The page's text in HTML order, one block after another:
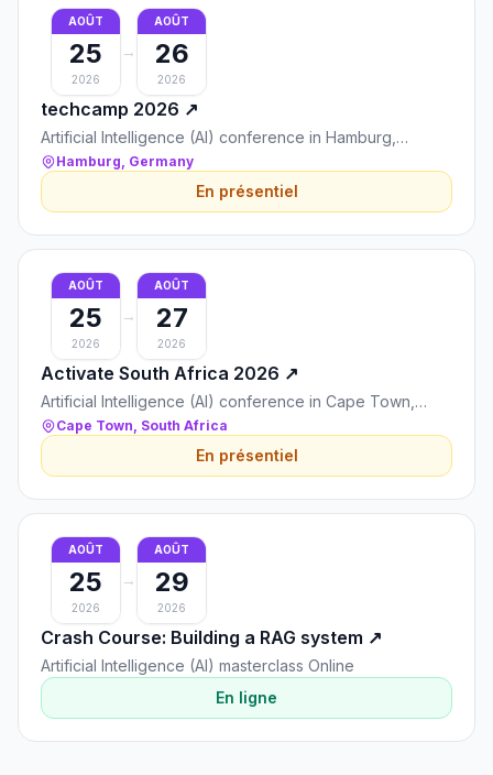
AOÛT
25
2026
→
AOÛT
26
2026
techcamp 2026 ↗
Artificial Intelligence (AI) conference in Hamburg,
Germany
Hamburg, Germany
En présentiel
AOÛT
25
2026
→
AOÛT
27
2026
Activate South Africa 2026 ↗
Artificial Intelligence (AI) conference in Cape Town,
South Africa
Cape Town, South Africa
En présentiel
AOÛT
25
2026
→
AOÛT
29
2026
Crash Course: Building a RAG system ↗
Artificial Intelligence (AI) masterclass Online
En ligne